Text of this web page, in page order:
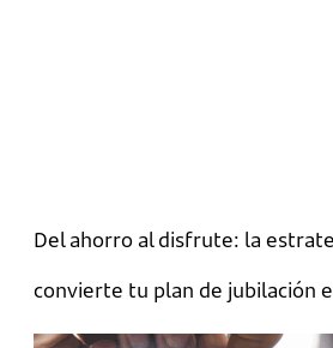
Del ahorro al disfrute: la
convierte tu plan de jubilación